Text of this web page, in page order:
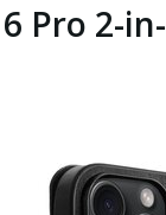
Pro 2-